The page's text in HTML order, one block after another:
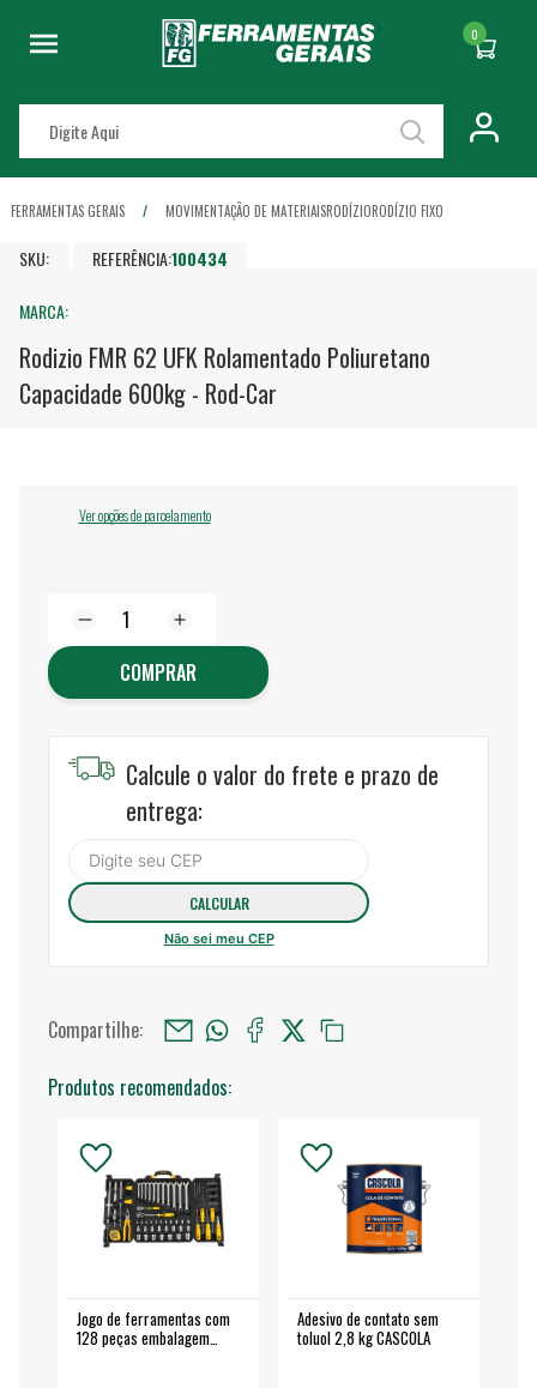
0
FERRAMENTAS GERAIS MOVIMENTAÇÃO DE MATERIAISRODÍZIORODÍZIO FIXO
SKU: REFERÊNCIA:100434
MARCA:
Rodizio FMR 62 UFK Rolamentado Poliuretano
Capacidade 600kg - Rod-Car
Ver opções de parcelamento
COMPRAR
Calcule o valor do frete e prazo de
entrega:
Não sei meu CEP
Compartilhe:
Produtos recomendados:
Jogo de ferramentas com
128 peças embalagem
Adesivo de contato sem
toluol 2,8 kg CASCOLA